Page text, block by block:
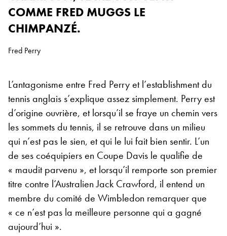
COMME FRED MUGGS LE
CHIMPANZÉ.
Fred Perry
L’antagonisme entre Fred Perry et l’establishment du
tennis anglais s’explique assez simplement. Perry est
d’origine ouvrière, et lorsqu’il se fraye un chemin vers
les sommets du tennis, il se retrouve dans un milieu
qui n’est pas le sien, et qui le lui fait bien sentir. L’un
de ses coéquipiers en Coupe Davis le qualifie de
« maudit parvenu », et lorsqu’il remporte son premier
titre contre l’Australien Jack Crawford, il entend un
membre du comité de Wimbledon remarquer que
« ce n’est pas la meilleure personne qui a gagné
aujourd’hui ».